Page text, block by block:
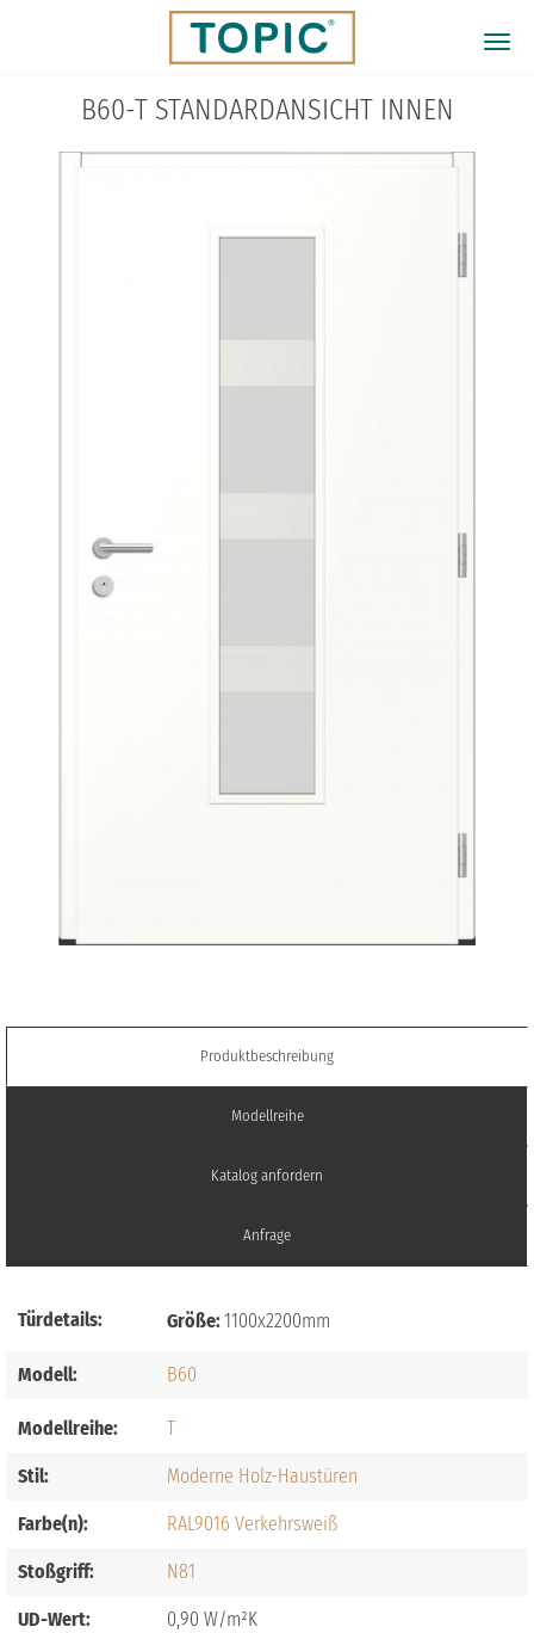
B60-T STANDARDANSICHT INNEN
Produktbeschreibung
Modellreihe
Katalog anfordern
Anfrage
Türdetails: Größe:1100x2200mm
Modell: B60
Modellreihe: T
Stil: Moderne Holz-Haustüren
Farbe(n): RAL9016 Verkehrsweiß
Stoßgriff: N81
UD-Wert: 0,90